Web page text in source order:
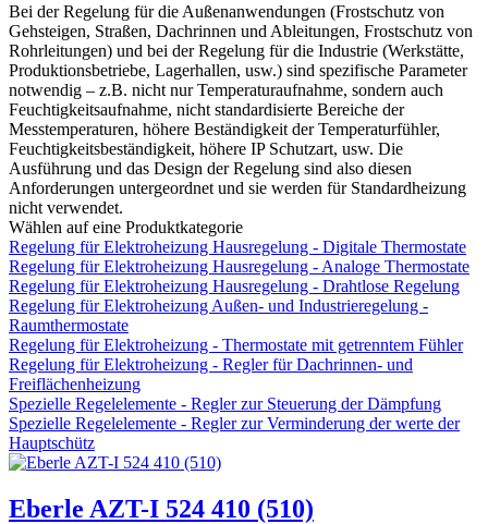
Bei der Regelung für die Außenanwendungen (Frostschutz von
Gehsteigen, Straßen, Dachrinnen und Ableitungen, Frostschutz von
Rohrleitungen) und bei der Regelung für die Industrie (Werkstätte,
Produktionsbetriebe, Lagerhallen, usw.) sind spezifische Parameter
notwendig – z.B. nicht nur Temperaturaufnahme, sondern auch
Feuchtigkeitsaufnahme, nicht standardisierte Bereiche der
Messtemperaturen, höhere Beständigkeit der Temperaturfühler,
Feuchtigkeitsbeständigkeit, höhere IP Schutzart, usw. Die
Ausführung und das Design der Regelung sind also diesen
Anforderungen untergeordnet und sie werden für Standardheizung
nicht verwendet.
Wählen auf eine Produktkategorie
Regelung für Elektroheizung Hausregelung - Digitale Thermostate
Regelung für Elektroheizung Hausregelung - Analoge Thermostate
Regelung für Elektroheizung Hausregelung - Drahtlose Regelung
Regelung für Elektroheizung Außen- und Industrieregelung -
Raumthermostate
Regelung für Elektroheizung - Thermostate mit getrenntem Fühler
Regelung für Elektroheizung - Regler für Dachrinnen- und
Freiflächenheizung
Spezielle Regelelemente - Regler zur Steuerung der Dämpfung
Spezielle Regelelemente - Regler zur Verminderung der werte der
Hauptschütz
Eberle AZT-I 524 410 (510)